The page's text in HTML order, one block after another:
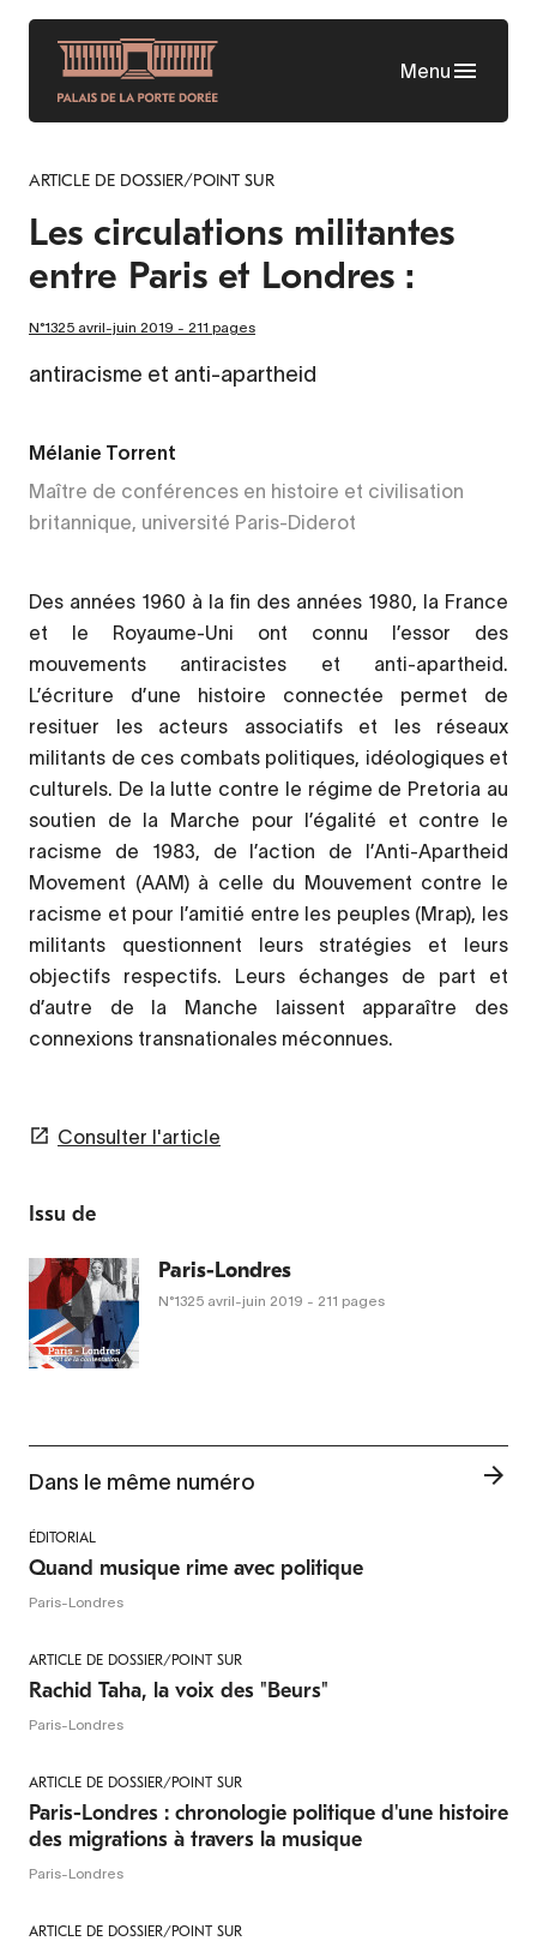
Aller
contenu
principal
Menu
ARTICLE DE DOSSIER/POINT SUR
Les circulations militantes
entre Paris et Londres :
N°1325 avril-juin 2019 - 211 pages
antiracisme et anti-apartheid
Mélanie Torrent
Maître de conférences en histoire et civilisation
britannique, université Paris-Diderot
Des années 1960 à la fin des années 1980, la France
et le Royaume-Uni ont connu l’essor des
mouvements antiracistes et anti-apartheid.
L’écriture d’une histoire connectée permet de
resituer les acteurs associatifs et les réseaux
militants de ces combats politiques, idéologiques et
culturels. De la lutte contre le régime de Pretoria au
soutien de la Marche pour l’égalité et contre le
racisme de 1983, de l’action de l’Anti-Apartheid
Movement (AAM) à celle du Mouvement contre le
racisme et pour l’amitié entre les peuples (Mrap), les
militants questionnent leurs stratégies et leurs
objectifs respectifs. Leurs échanges de part et
d’autre de la Manche laissent apparaître des
connexions transnationales méconnues.
Consulter l'article
Issu de
Paris-Londres
N°1325 avril-juin 2019 - 211 pages
Dans le même numéro
ÉDITORIAL
Quand musique rime avec politique
Paris-Londres
ARTICLE DE DOSSIER/POINT SUR
Rachid Taha, la voix des "Beurs"
Paris-Londres
ARTICLE DE DOSSIER/POINT SUR
Paris-Londres : chronologie politique d'une histoire
des migrations à travers la musique
Paris-Londres
ARTICLE DE DOSSIER/POINT SUR